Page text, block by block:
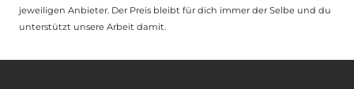
jeweiligen Anbieter. Der Preis bleibt für dich immer der Selbe und du
unterstützt unsere Arbeit damit.